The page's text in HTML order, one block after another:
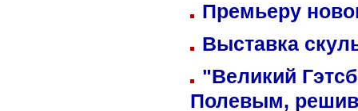
Премьеру
Выставка
"Великий